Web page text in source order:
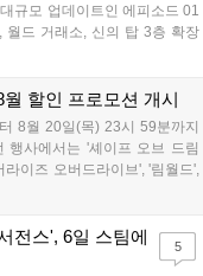
규모 업데이트인 에피소드 01
월드 거래소, 신의 탑 3층 확장
선출이 예정되어 있어 게임 내
할인 프로모션 개시
8월 20일(목) 23시 59분까지
행사에서는 '셰이프 오브 드림
이즈 오버드라이브', '림월드',
인기 타이틀을 최대 90% 할
을 수 있으며, 자세한 내용은
합니다....
전스', 6일 스팀에
5